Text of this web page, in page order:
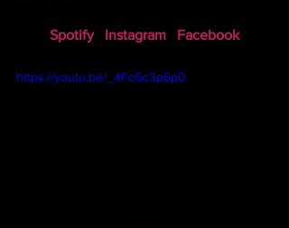
Spotify Instagram Facebook
https://youtu.be/_4Fo5c3p6p0